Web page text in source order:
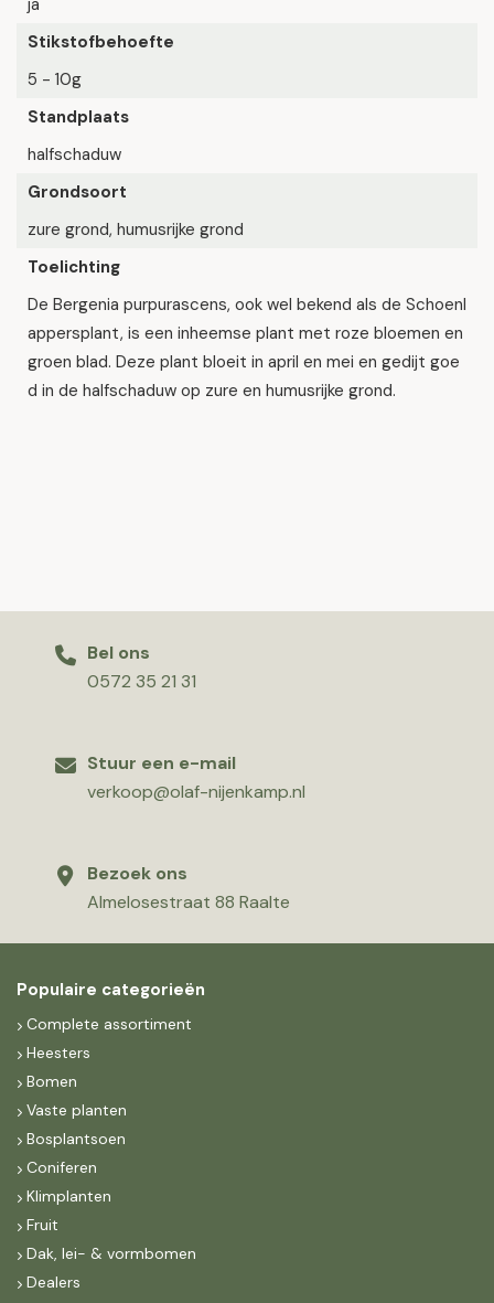
ja
Stikstofbehoefte
5 - 10g
Standplaats
halfschaduw
Grondsoort
zure grond, humusrijke grond
Toelichting
De Bergenia purpurascens, ook wel bekend als de Schoenl
appersplant, is een inheemse plant met roze bloemen en
groen blad. Deze plant bloeit in april en mei en gedijt goe
d in de halfschaduw op zure en humusrijke grond.
Bel ons
0572 35 21 31
Stuur een e-mail
verkoop@olaf-nijenkamp.nl
Bezoek ons
Almelosestraat 88 Raalte
Populaire categorieën
Complete assortiment
Heesters
Bomen
Vaste planten
Bosplantsoen
Coniferen
Klimplanten
Fruit
Dak, lei- & vormbomen
Dealers